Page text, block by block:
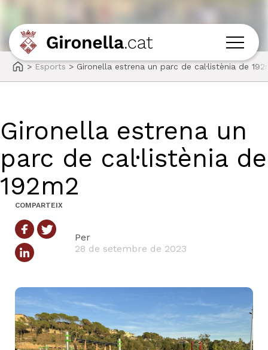
> Esports > Gironella estrena un parc de cal·listènia de
Gironella estrena un
parc de cal·listènia de
192m2
COMPARTEIX
Per
28 de setembre de 2023